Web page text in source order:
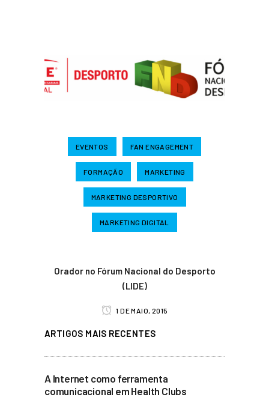
EVENTOS FAN ENGAGEMENT
FORMAÇÃO MARKETING
MARKETING DESPORTIVO
MARKETING DIGITAL
Orador no Fórum Nacional do Desporto
(LIDE)
1 DE MAIO, 2015
ARTIGOS MAIS RECENTES
A Internet como ferramenta
comunicacional em Health Clubs